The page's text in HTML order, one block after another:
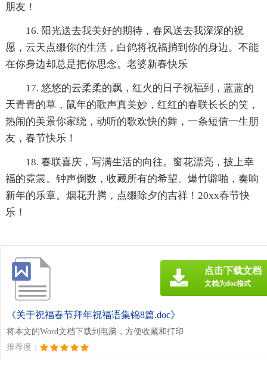
朋友！
16. 阳光送去我美好的期待，春风送去我深深的祝
愿，云天点缀你的生活，白鸽将祝福捎到你的身边。不能
在你身边却总是把你思念。老婆新春快乐
17. 悠悠的云柔柔的飘，红火的日子祝福到，蓝蓝的
天青青的草，鼠年的歌声真美妙，红红的春联长长的笑，
热闹的美景你家绕，动听的歌欢快的舞，一条短信一生朋
友，春节快乐！
18. 春联喜庆，写满生活的向往。窗花漂亮，披上幸
福的霓裳。钟声倒数，收藏所有的希望。爆竹噼啪，奏响
新年的乐章。烟花升腾，点缀除夕的吉祥！20xx春节快
乐！
《关于祝福春节拜年祝福语集锦8篇.doc》
将本文的Word文档下载到电脑，方便收藏和打印
推荐度：
点击下载文档
文档为doc格式